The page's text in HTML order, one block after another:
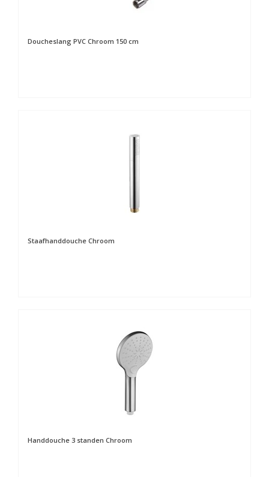
Doucheslang PVC Chroom 150 cm
Staafhanddouche Chroom
Handdouche 3 standen Chroom